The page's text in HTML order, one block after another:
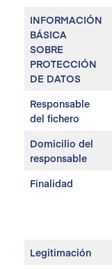
INFORMACIÓN
BÁSICA
SOBRE
PROTECCIÓN
DE DATOS
Responsable
del fichero
Domicilio del
responsable
Finalidad
Legitimación